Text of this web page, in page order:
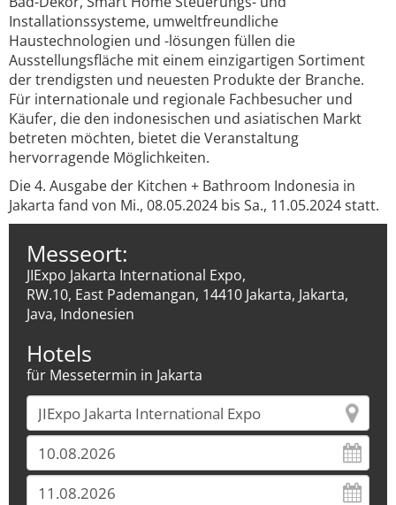
Installationssysteme, umweltfreundliche
Haustechnologien und -lösungen füllen die
Ausstellungsfläche mit einem einzigartigen Sortiment
der trendigsten und neuesten Produkte der Branche.
Für internationale und regionale Fachbesucher und
Käufer, die den indonesischen und asiatischen Markt
betreten möchten, bietet die Veranstaltung
hervorragende Möglichkeiten.
Die 4. Ausgabe der Kitchen + Bathroom Indonesia in
Jakarta fand von Mi., 08.05.2024 bis Sa., 11.05.2024 statt.
Messeort:
JIExpo Jakarta International Expo,
RW.10, East Pademangan, 14410 Jakarta, Jakarta,
Java, Indonesien
Hotels
für Messetermin in Jakarta